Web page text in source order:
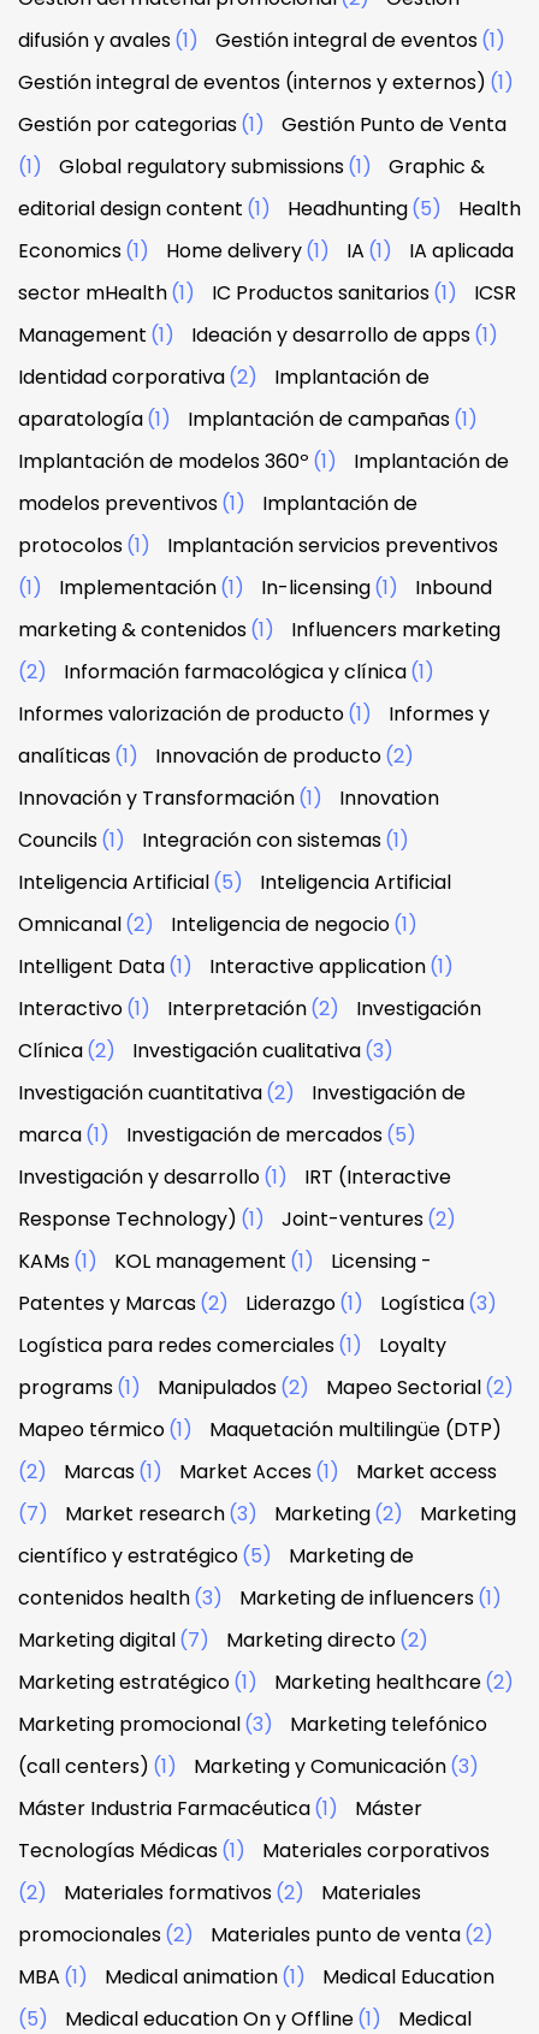
difusión y avales(1) Gestión integral de eventos(1)
Gestión integral de eventos (internos y externos) (1)
Gestión por categorias(1)
Gestión Punto de Venta
(1)
Global regulatory submissions(1)
Graphic &
editorial design content (1) Headhunting(5)
Health
Economics(1) Home delivery(1) IA (1)
IA aplicada
sector mHealth(1) IC Productos sanitarios(1)
ICSR
Management (1) Ideación y desarrollo de apps(1)
Identidad corporativa(2)
Implantación de
aparatología(1) Implantación de campañas(1)
Implantación de modelos 360º (1)
Implantación de
modelos preventivos(1)
Implantación de
protocolos(1)
Implantación servicios preventivos
(1)
Implementación(1) In-licensing(1)
Inbound
marketing & contenidos(1)
Influencers marketing
(2)
Información farmacológica y clínica(1)
Informes valorización de producto(1)
Informes y
analíticas(1) Innovación de producto(2)
Innovación y Transformación(1)
Innovation
Councils(1) Integración con sistemas(1)
Inteligencia Artificial(5)
Inteligencia Artificial
Omnicanal(2) Inteligencia de negocio(1)
Intelligent Data(1) Interactive application(1)
Interactivo(1) Interpretación(2)
Investigación
Clínica(2) Investigación cualitativa(3)
Investigación cuantitativa(2)
Investigación de
marca(1) Investigación de mercados(5)
Investigación y desarrollo(1)
IRT (Interactive
Response Technology) (1) Joint-ventures(2)
KAMs(1) KOL management (1)
Licensing -
Patentes y Marcas(2) Liderazgo(1) Logística(3)
Logística para redes comerciales(1)
Loyalty
programs(1) Manipulados(2) Mapeo Sectorial(2)
Mapeo térmico(1)
Maquetación multilingüe (DTP)
(2)
Marcas(1) Market Acces(1)
Market access
(7)
Market research(3) Marketing(2)
Marketing
científico y estratégico(5)
Marketing de
contenidos health(3) Marketing de influencers(1)
Marketing digital(7) Marketing directo(2)
Marketing estratégico(1) Marketing healthcare(2)
Marketing promocional(3)
Marketing telefónico
(call centers) (1) Marketing y Comunicación(3)
Máster Industria Farmacéutica(1)
Máster
Tecnologías Médicas(1)
Materiales corporativos
(2)
Materiales formativos(2)
Materiales
promocionales(2) Materiales punto de venta(2)
MBA (1) Medical animation(1)
Medical Education
(5)
Medical education On y Offline(1)
Medical